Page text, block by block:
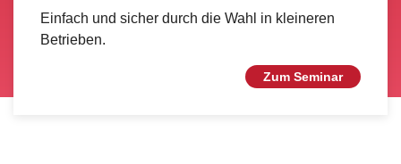
Einfach und sicher durch die Wahl in kleineren
Betrieben.
Zum Seminar